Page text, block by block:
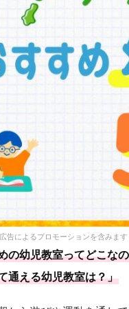
告によるプロモーションを含みます
の幼児教室ってどこな
通える幼児教室は？」